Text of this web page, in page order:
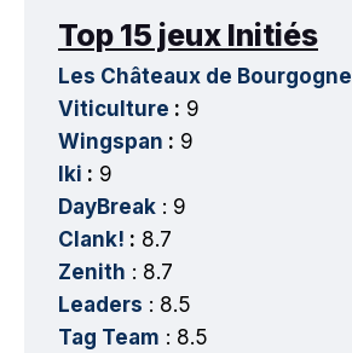
Top 15 jeux Initiés
Les Châteaux de Bourgogne
Viticulture : 9
Wingspan : 9
Iki : 9
DayBreak : 9
Clank! : 8.7
Zenith : 8.7
Leaders : 8.5
Tag Team : 8.5